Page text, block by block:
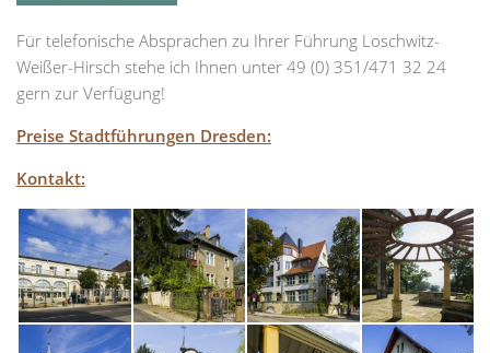
Für telefonische Absprachen zu Ihrer Führung Loschwitz-
Weißer-Hirsch stehe ich Ihnen unter 49 (0) 351/471 32 24
gern zur Verfügung!
Preise Stadtführungen Dresden:
Kontakt: